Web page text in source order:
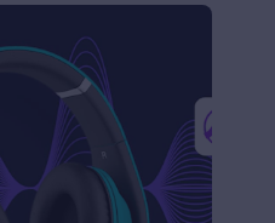
de edición de audio